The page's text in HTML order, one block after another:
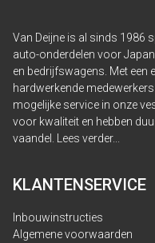
Van Deijne is al sinds 1986
auto-onderdelen voor
en bedrijfswagens. Met een
hardwerkende
mogelijke service in onze
voor kwaliteit en hebben
vaandel.
Lees verder...
KLANTENSERVICE
Inbouwinstructies
Algemene voorwaarden